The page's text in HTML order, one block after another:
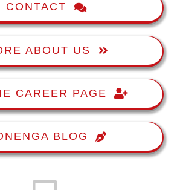
CONTACT
ABOUT US
CAREER PAGE
BLOG